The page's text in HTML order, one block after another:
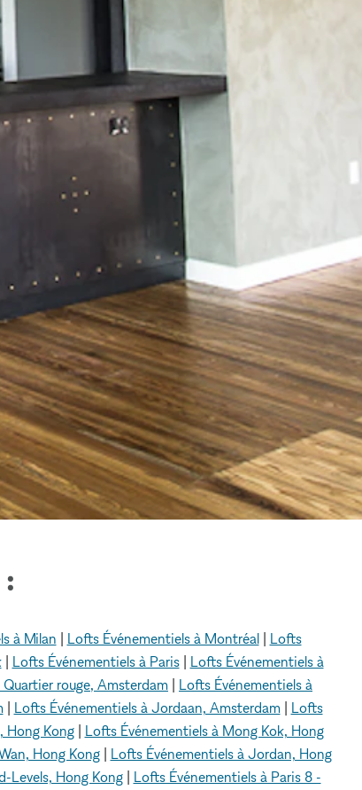
à Milan Lofts Événementiels à Montréal| Lofts
| Lofts Événementiels à Paris| Lofts Événementiels à
rouge, Amsterdam
Lofts Événementiels à
| Lofts Événementiels à Jordaan, Amsterdam| Lofts
Hong Kong| Lofts Événementiels à Mong Kok, Hong
Hong Kong| Lofts Événementiels à Jordan, Hong
Levels, Hong Kong| Lofts Événementiels à Paris 8 -